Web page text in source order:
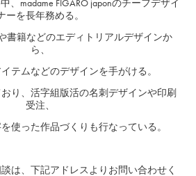
、madame FIGARO japonのチーフデザイ
ーを長年務める。
書籍などのエディトリアルデザインか
ら、
テムなどのデザインを手がける。
り、活字組版活の名刺デザインや印刷
受注、
使った作品づくりも行なっている。
は、下記アドレスよりお問い合わせく